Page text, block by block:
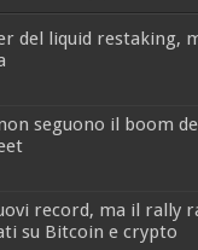
del liquid restaking,
seguono il boom
record, ma il rally
su Bitcoin e crypto